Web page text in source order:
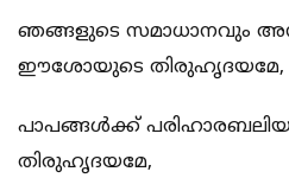
ഞങ്ങളുടെ സമാധാനവും
ഈശോയുടെ തിരുഹൃദയമേ,
പാപങ്ങള്‍ക്ക്
തിരുഹൃദയമേ,